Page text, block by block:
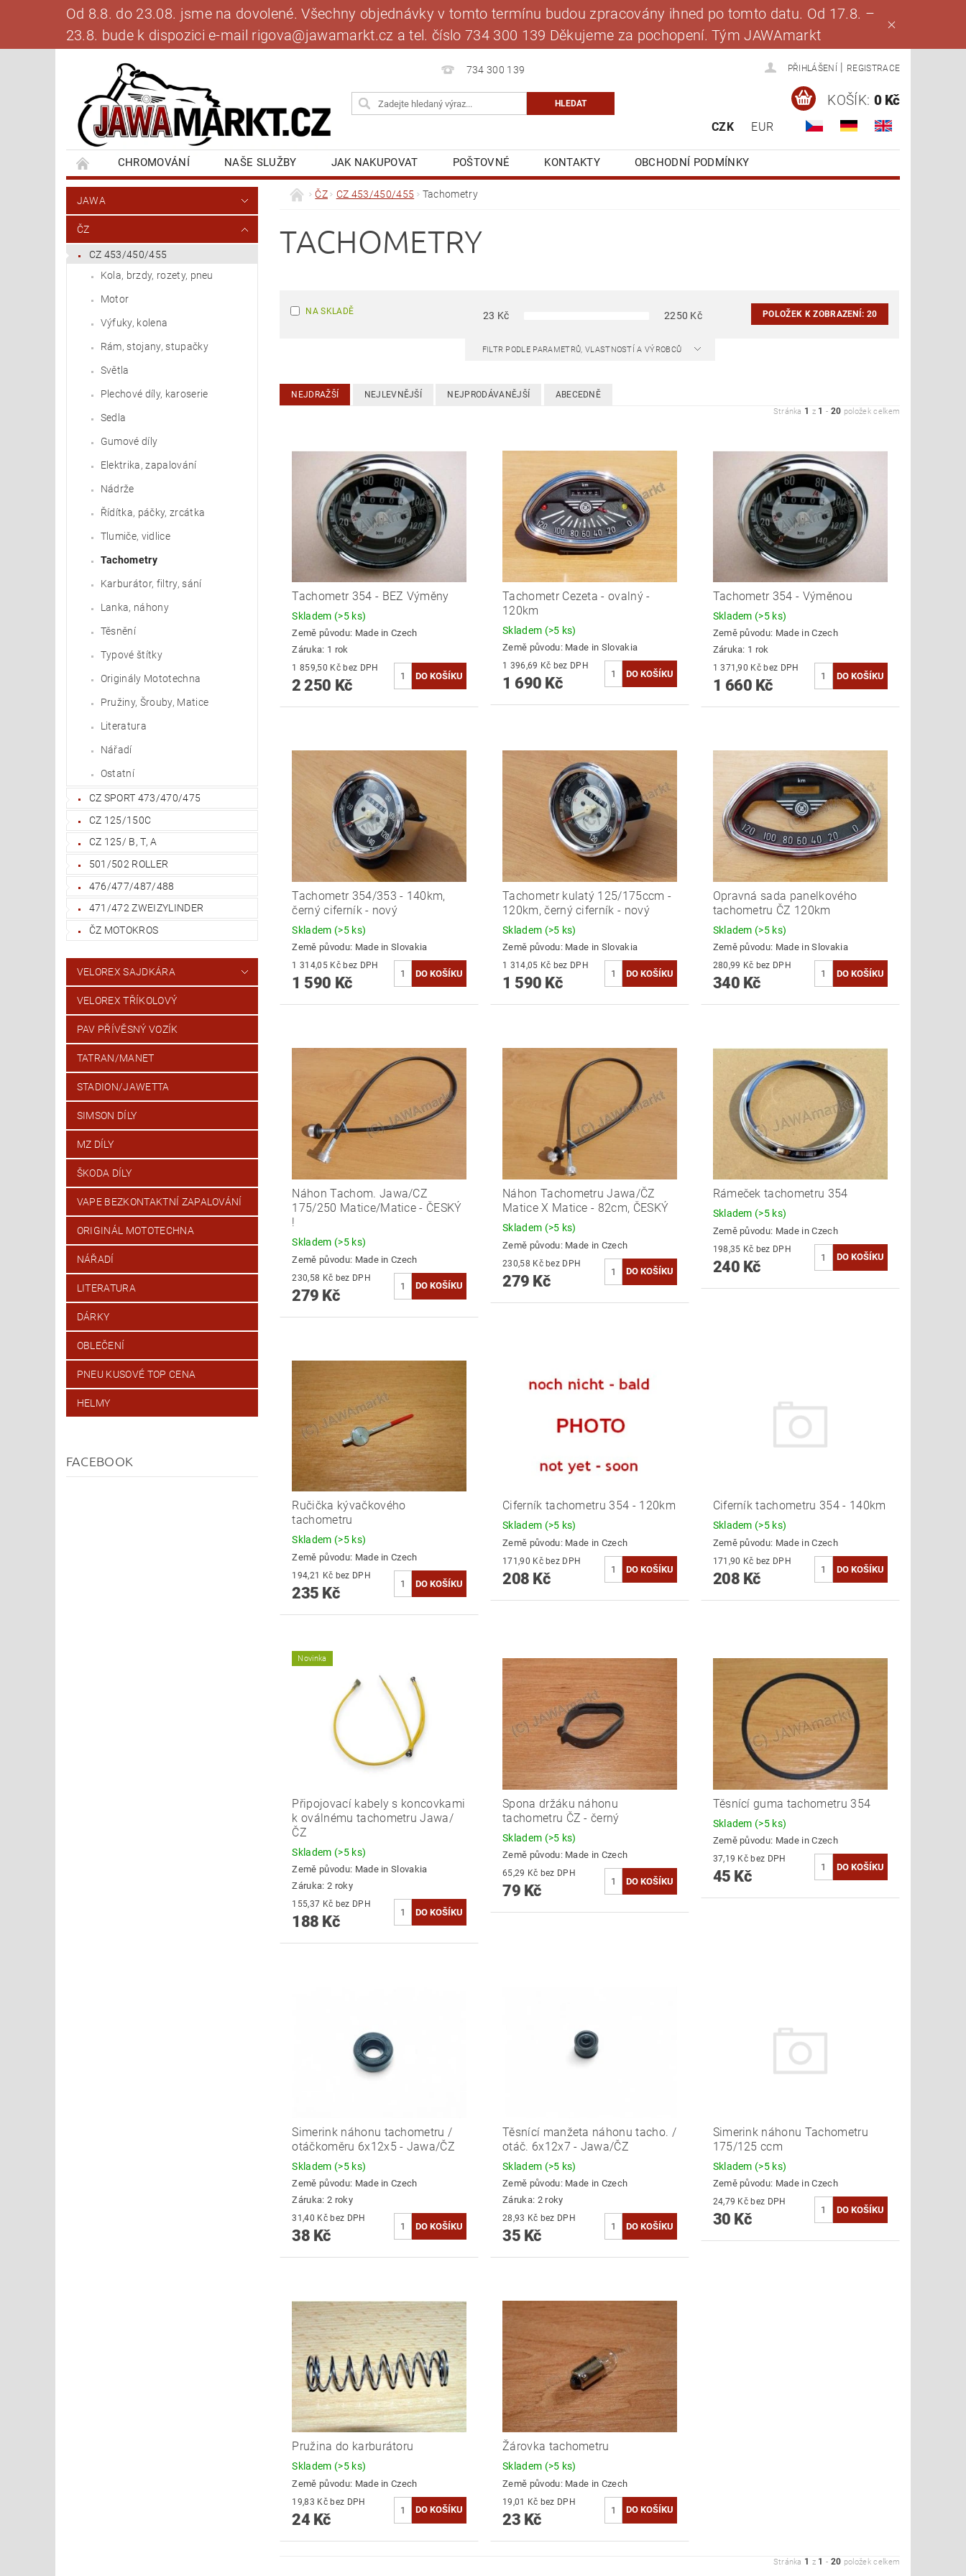
Od 8.8. do 23.08. jsme na dovolené. Všechny objednávky v tomto termínu budou zpracovány ihned po tomto datu. Od 17.8. –
23.8. bude k dispozici e-mail rigova@jawamarkt.cz a tel. číslo 734 300 139 Děkujeme za pochopení. Tým JAWAmarkt
734 300 139 PŘIHLÁŠENÍ REGISTRACE
CZK EUR
KOŠÍK: 0 Kč
CHROMOVÁNÍ NAŠE SLUŽBY JAK NAKUPOVAT POŠTOVNÉ KONTAKTY
OBCHODNÍ PODMÍNKY
BANKOVNÍ SPOJENÍ
NAPIŠTE NÁM BLOG MOJE OBJEDNÁVKA
JAWA
ČZ
CZ 453/450/455
Kola, brzdy, rozety, pneu
Motor
Výfuky, kolena
Rám, stojany, stupačky
Světla
Plechové díly, karoserie
Sedla
Gumové díly
Elektrika, zapalování
Nádrže
Řídítka, páčky, zrcátka
Tlumiče, vidlice
Tachometry
Karburátor, filtry, sání
Lanka, náhony
Těsnění
Typové štítky
Originály Mototechna
Pružiny, Šrouby, Matice
Literatura
Nářadí
Ostatní
CZ SPORT 473/470/475
CZ 125/150C
CZ 125/ B, T, A
501/502 ROLLER
476/477/487/488
471/472 ZWEIZYLINDER
ČZ MOTOKROS
VELOREX SAJDKÁRA
VELOREX TŘÍKOLOVÝ
PAV PŘÍVĚSNÝ VOZÍK
TATRAN/MANET
STADION/JAWETTA
SIMSON DÍLY
MZ DÍLY
ŠKODA DÍLY
VAPE BEZKONTAKTNÍ ZAPALOVÁNÍ
ORIGINÁL MOTOTECHNA
NÁŘADÍ
LITERATURA
DÁRKY
OBLEČENÍ
PNEU KUSOVÉ TOP CENA
HELMY
FACEBOOK
ČZ CZ 453/450/455 Tachometry
TACHOMETRY
NA SKLADĚ 23 Kč 2250 Kč POLOŽEK K ZOBRAZENÍ: 20
FILTR PODLE PARAMETRŮ, VLASTNOSTÍ A VÝROBCŮ
NEJDRAŽŠÍ NEJLEVNĚJŠÍ NEJPRODÁVANĚJŠÍ ABECEDNĚ
Stránka 1 z 1 - 20 položek celkem
Tachometr 354 - BEZ Výměny
Skladem (>5 ks)
Země původu: Made in Czech
Záruka: 1 rok
1 859,50 Kč bez DPH
2 250 Kč
Tachometr Cezeta - ovalný -
120km
Skladem (>5 ks)
Země původu: Made in Slovakia
1 396,69 Kč bez DPH
1 690 Kč
Tachometr 354 - Výměnou
Skladem (>5 ks)
Země původu: Made in Czech
Záruka: 1 rok
1 371,90 Kč bez DPH
1 660 Kč
Tachometr 354/353 - 140km,
černý ciferník - nový
Skladem (>5 ks)
Země původu: Made in Slovakia
1 314,05 Kč bez DPH
1 590 Kč
Tachometr kulatý 125/175ccm -
120km, černý ciferník - nový
Skladem (>5 ks)
Země původu: Made in Slovakia
1 314,05 Kč bez DPH
1 590 Kč
Opravná sada panelkového
tachometru ČZ 120km
Skladem (>5 ks)
Země původu: Made in Slovakia
280,99 Kč bez DPH
340 Kč
Náhon Tachom. Jawa/CZ
175/250 Matice/Matice - ČESKÝ
!
Skladem (>5 ks)
Země původu: Made in Czech
230,58 Kč bez DPH
279 Kč
Náhon Tachometru Jawa/ČZ
Matice X Matice - 82cm, ČESKÝ
Skladem (>5 ks)
Země původu: Made in Czech
230,58 Kč bez DPH
279 Kč
Rámeček tachometru 354
Skladem (>5 ks)
Země původu: Made in Czech
198,35 Kč bez DPH
240 Kč
Ručička kývačkového
tachometru
Skladem (>5 ks)
Země původu: Made in Czech
194,21 Kč bez DPH
235 Kč
Ciferník tachometru 354 - 120km
Skladem (>5 ks)
Země původu: Made in Czech
171,90 Kč bez DPH
208 Kč
Ciferník tachometru 354 - 140km
Skladem (>5 ks)
Země původu: Made in Czech
171,90 Kč bez DPH
208 Kč
Novinka
Připojovací kabely s koncovkami
k oválnému tachometru Jawa/
ČZ
Skladem (>5 ks)
Země původu: Made in Slovakia
Záruka: 2 roky
155,37 Kč bez DPH
188 Kč
Spona držáku náhonu
tachometru ČZ - černý
Skladem (>5 ks)
Země původu: Made in Czech
65,29 Kč bez DPH
79 Kč
Těsnící guma tachometru 354
Skladem (>5 ks)
Země původu: Made in Czech
37,19 Kč bez DPH
45 Kč
Simerink náhonu tachometru /
otáčkoměru 6x12x5 - Jawa/ČZ
Skladem (>5 ks)
Země původu: Made in Czech
Záruka: 2 roky
31,40 Kč bez DPH
38 Kč
Těsnící manžeta náhonu tacho. /
otáč. 6x12x7 - Jawa/ČZ
Skladem (>5 ks)
Země původu: Made in Czech
Záruka: 2 roky
28,93 Kč bez DPH
35 Kč
Simerink náhonu Tachometru
175/125 ccm
Skladem (>5 ks)
Země původu: Made in Czech
24,79 Kč bez DPH
30 Kč
Pružina do karburátoru
Skladem (>5 ks)
Země původu: Made in Czech
19,83 Kč bez DPH
24 Kč
Žárovka tachometru
Skladem (>5 ks)
Země původu: Made in Czech
19,01 Kč bez DPH
23 Kč
Stránka 1 z 1 - 20 položek celkem